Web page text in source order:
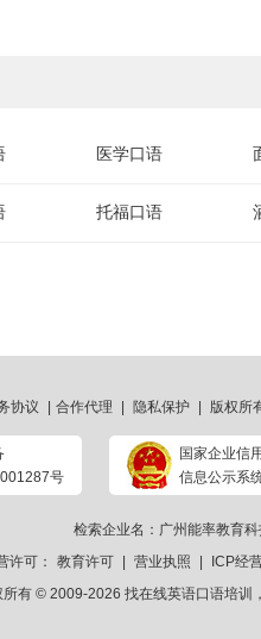
医学口语
托福口语
协议 合作代理 隐私保护 版权所
号
国家企业信用
信息公示系
检索企业名：广州能率教育科
许可：
教育许可 营业执照
ICP经
所有 © 2009-2026 找在线英语口语培训